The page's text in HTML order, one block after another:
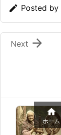
 Posted by

Next

ホーム